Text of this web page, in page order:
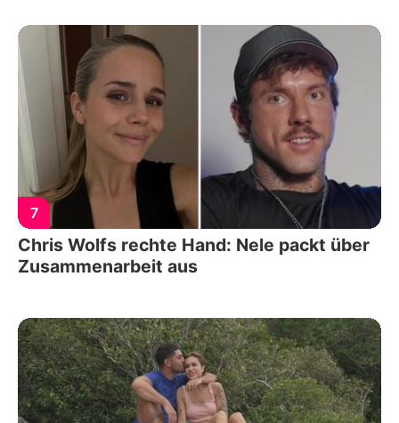
7
Chris Wolfs rechte Hand: Nele packt über
Zusammenarbeit aus